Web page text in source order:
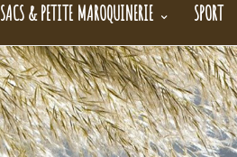
SACS & PETITE MAROQUINERIE SPORT